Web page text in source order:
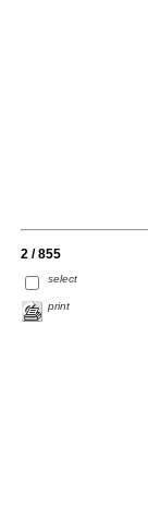
2 / 855
select
print